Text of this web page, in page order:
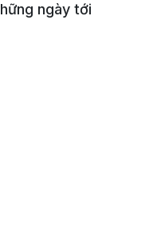
ngày tới